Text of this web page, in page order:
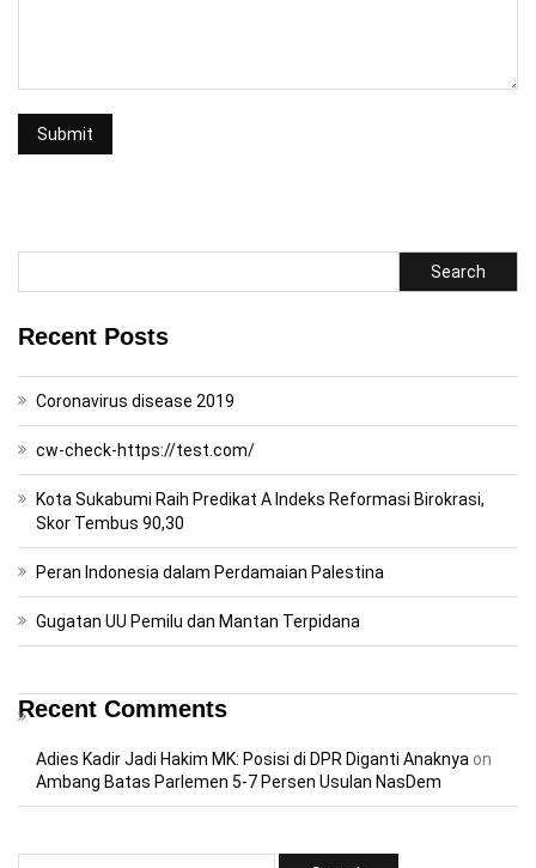
Search
Recent Posts
Coronavirus disease 2019
cw-check-https://test.com/
Kota Sukabumi Raih Predikat A Indeks Reformasi Birokrasi,
Skor Tembus 90,30
Peran Indonesia dalam Perdamaian Palestina
Gugatan UU Pemilu dan Mantan Terpidana
Recent Comments
Adies Kadir Jadi Hakim MK: Posisi di DPR Diganti Anaknya on
Ambang Batas Parlemen 5-7 Persen Usulan NasDem